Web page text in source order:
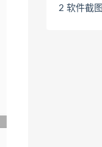
2 软件截图